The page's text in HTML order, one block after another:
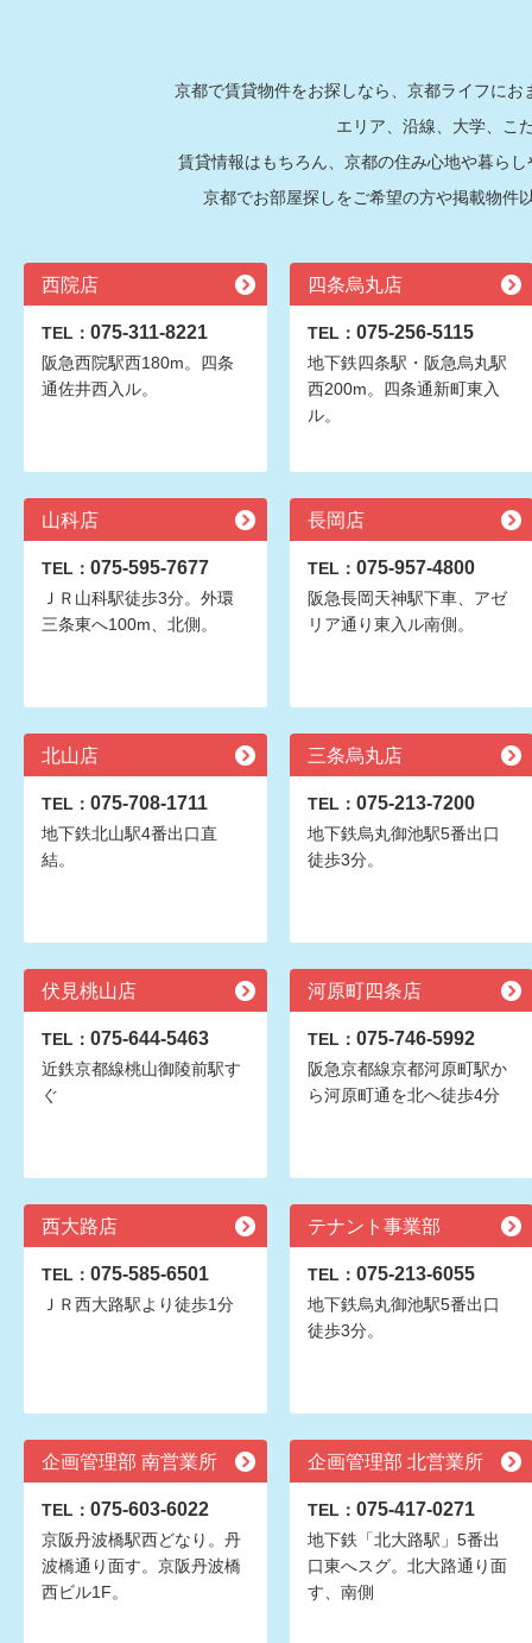
京都で賃貸物件をお探しなら、京都ライフに
エリア、沿線、大学、こ
賃貸情報はもちろん、京都の住み心地や暮ら
京都でお部屋探しをご希望の方や掲載物件
西院店
TEL： 075-311-8221
阪急西院駅西180m。四条
通佐井西入ル。
四条烏丸店
TEL： 075-256-5115
地下鉄四条駅・阪急烏丸駅
西200m。四条通新町東入
ル。
山科店
TEL： 075-595-7677
ＪＲ山科駅徒歩3分。外環
三条東へ100m、北側。
長岡店
TEL： 075-957-4800
阪急長岡天神駅下車、アゼ
リア通り東入ル南側。
北山店
TEL： 075-708-1711
地下鉄北山駅4番出口直
結。
三条烏丸店
TEL： 075-213-7200
地下鉄烏丸御池駅5番出口
徒歩3分。
伏見桃山店
TEL： 075-644-5463
近鉄京都線桃山御陵前駅す
ぐ
河原町四条店
TEL： 075-746-5992
阪急京都線京都河原町駅か
ら河原町通を北へ徒歩4分
西大路店
TEL： 075-585-6501
ＪＲ西大路駅より徒歩1分
テナント事業部
TEL： 075-213-6055
地下鉄烏丸御池駅5番出口
徒歩3分。
企画管理部 南営業所
TEL： 075-603-6022
京阪丹波橋駅西どなり。丹
波橋通り面す。京阪丹波橋
西ビル1F。
企画管理部 北営業所
TEL： 075-417-0271
地下鉄「北大路駅」5番出
口東へスグ。北大路通り面
す、南側